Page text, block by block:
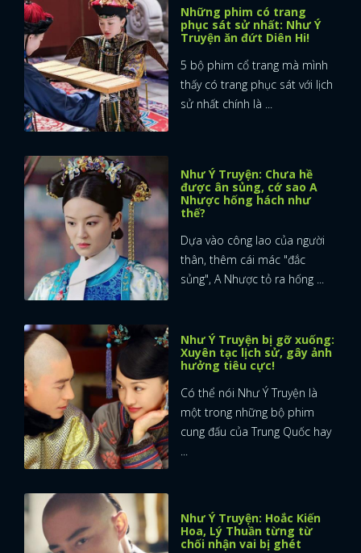
FACEBOOK GOOGLE
Những phim có trang
phục sát sử nhất: Như Ý
Truyện ăn đứt Diên Hi!
5 bộ phim cổ trang mà mình
thấy có trang phục sát với lịch
sử nhất chính là ...
Như Ý Truyện: Chưa hề
được ân sủng, cớ sao A
Nhược hống hách như
thế?
Dựa vào công lao của người
thân, thêm cái mác "đắc
sủng", A Nhược tỏ ra hống ...
Như Ý Truyện bị gỡ xuống:
Xuyên tạc lịch sử, gây ảnh
hưởng tiêu cực!
Có thể nói Như Ý Truyện là
một trong những bộ phim
cung đấu của Trung Quốc hay
...
Như Ý Truyện: Hoắc Kiến
Hoa, Lý Thuần từng từ
chối nhận vai bị ghét